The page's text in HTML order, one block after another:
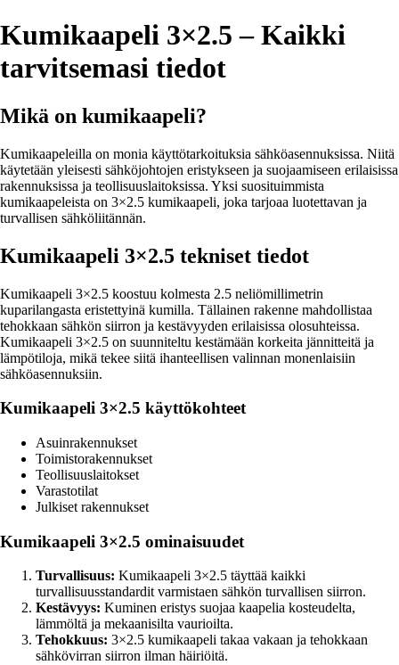
Kumikaapeli 3×2.5 – Kaikki
tarvitsemasi tiedot
Mikä on kumikaapeli?
Kumikaapeleilla on monia käyttötarkoituksia sähköasennuksissa. Niitä
käytetään yleisesti sähköjohtojen eristykseen ja suojaamiseen erilaisissa
rakennuksissa ja teollisuuslaitoksissa. Yksi suosituimmista
kumikaapeleista on 3×2.5 kumikaapeli, joka tarjoaa luotettavan ja
turvallisen sähköliitännän.
Kumikaapeli 3×2.5 tekniset tiedot
Kumikaapeli 3×2.5 koostuu kolmesta 2.5 neliömillimetrin
kuparilangasta eristettyinä kumilla. Tällainen rakenne mahdollistaa
tehokkaan sähkön siirron ja kestävyyden erilaisissa olosuhteissa.
Kumikaapeli 3×2.5 on suunniteltu kestämään korkeita jännitteitä ja
lämpötiloja, mikä tekee siitä ihanteellisen valinnan monenlaisiin
sähköasennuksiin.
Kumikaapeli 3×2.5 käyttökohteet
Asuinrakennukset
Toimistorakennukset
Teollisuuslaitokset
Varastotilat
Julkiset rakennukset
Kumikaapeli 3×2.5 ominaisuudet
Turvallisuus: Kumikaapeli 3×2.5 täyttää kaikki
turvallisuusstandardit varmistaen sähkön turvallisen siirron.
Kestävyys: Kuminen eristys suojaa kaapelia kosteudelta,
lämmöltä ja mekaanisilta vaurioilta.
Tehokkuus: 3×2.5 kumikaapeli takaa vakaan ja tehokkaan
sähkövirran siirron ilman häiriöitä.